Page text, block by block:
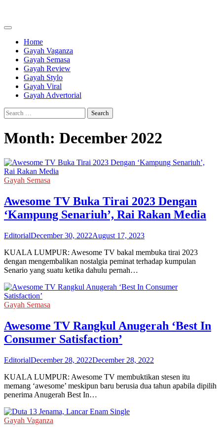
content
Home
Gayah Vaganza
Gayah Semasa
Gayah Review
Gayah Stylo
Gayah Viral
Gayah Advertorial
Search
for:
Month: December 2022
Gayah Semasa
Awesome TV Buka Tirai 2023 Dengan
‘Kampung Senariuh’, Rai Rakan Media
EditorialDecember 30, 2022August 17, 2023
KUALA LUMPUR: Awesome TV bakal membuka tirai 2023
dengan mengembalikan nostalgia peminat terhadap kumpulan
Senario yang suatu ketika dahulu pernah…
Gayah Semasa
Awesome TV Rangkul Anugerah ‘Best In
Consumer Satisfaction’
EditorialDecember 28, 2022December 28, 2022
KUALA LUMPUR: Awesome TV membuktikan stesen itu
memang ‘awesome’ meskipun baru berusia dua tahun apabila dipilih
penerima Anugerah Best In…
Gayah Vaganza